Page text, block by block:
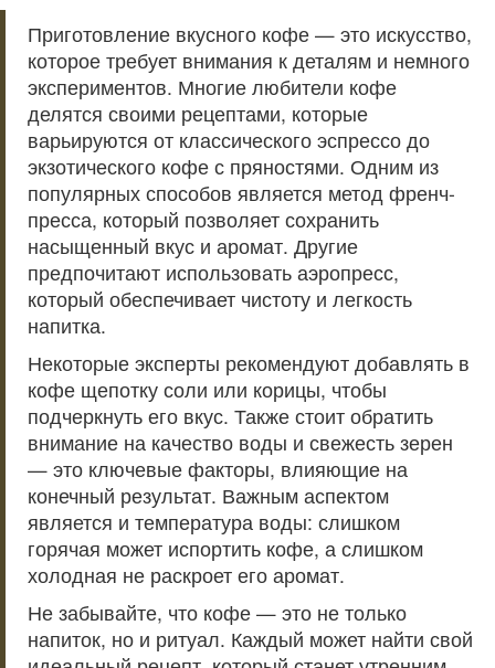
Приготовление вкусного кофе — это искусство,
которое требует внимания к деталям и немного
экспериментов. Многие любители кофе
делятся своими рецептами, которые
варьируются от классического эспрессо до
экзотического кофе с пряностями. Одним из
популярных способов является метод френч-
пресса, который позволяет сохранить
насыщенный вкус и аромат. Другие
предпочитают использовать аэропресс,
который обеспечивает чистоту и легкость
напитка.
Некоторые эксперты рекомендуют добавлять в
кофе щепотку соли или корицы, чтобы
подчеркнуть его вкус. Также стоит обратить
внимание на качество воды и свежесть зерен
— это ключевые факторы, влияющие на
конечный результат. Важным аспектом
является и температура воды: слишком
горячая может испортить кофе, а слишком
холодная не раскроет его аромат.
Не забывайте, что кофе — это не только
напиток, но и ритуал. Каждый может найти свой